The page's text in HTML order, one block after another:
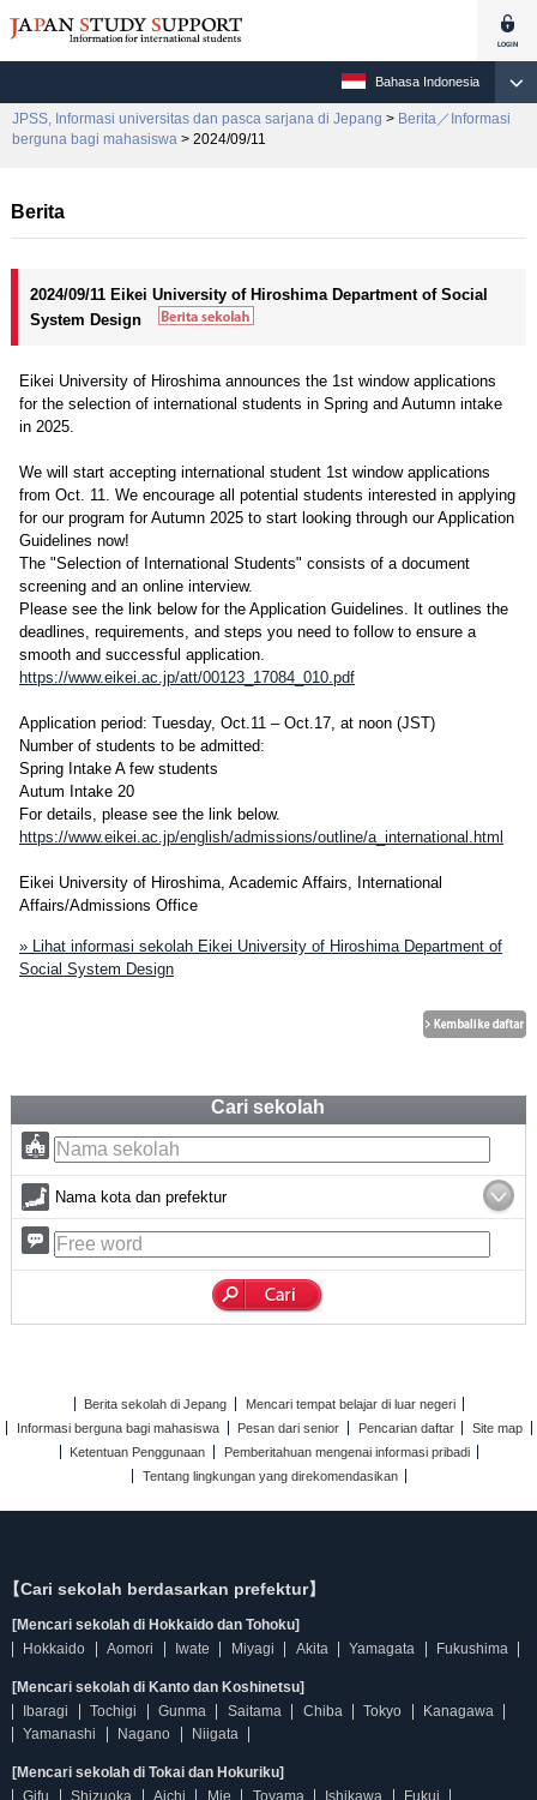
Bahasa Indonesia
JPSS, Informasi universitas dan pasca sarjana di Jepang > Berita／Informasi
berguna bagi mahasiswa > 2024/09/11
Berita
2024/09/11 Eikei University of Hiroshima Department of Social
System Design
Eikei University of Hiroshima announces the 1st window applications
for the selection of international students in Spring and Autumn intake
in 2025.
We will start accepting international student 1st window applications
from Oct. 11. We encourage all potential students interested in applying
for our program for Autumn 2025 to start looking through our Application
Guidelines now!
The "Selection of International Students" consists of a document
screening and an online interview.
Please see the link below for the Application Guidelines. It outlines the
deadlines, requirements, and steps you need to follow to ensure a
smooth and successful application.
https://www.eikei.ac.jp/att/00123_17084_010.pdf
Application period: Tuesday, Oct.11 – Oct.17, at noon (JST)
Number of students to be admitted:
Spring Intake A few students
Autum Intake 20
For details, please see the link below.
https://www.eikei.ac.jp/english/admissions/outline/a_international.html
Eikei University of Hiroshima, Academic Affairs, International
Affairs/Admissions Office
» Lihat informasi sekolah Eikei University of Hiroshima Department of
Social System Design
Cari sekolah
Nama kota dan prefektur
Berita sekolah di Jepang
Mencari tempat belajar di luar negeri
Informasi berguna bagi mahasiswa
Pesan dari senior Pencarian daftar
Site map
Ketentuan Penggunaan
Pemberitahuan mengenai informasi pribadi
Tentang lingkungan yang direkomendasikan
【Cari sekolah berdasarkan prefektur】
[Mencari sekolah di Hokkaido dan Tohoku]
Hokkaido
Aomori Iwate Miyagi Akita Yamagata Fukushima
[Mencari sekolah di Kanto dan Koshinetsu]
Ibaragi
Tochigi Gunma Saitama Chiba Tokyo
Kanagawa
Yamanashi
Nagano Niigata
[Mencari sekolah di Tokai dan Hokuriku]
Gifu
Shizuoka Aichi Mie Toyama Ishikawa Fukui